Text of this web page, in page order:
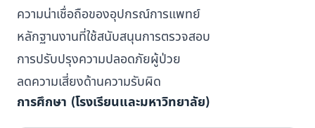
ความน่าเชื่อถือของอุปกรณ์การแพทย์
หลักฐานงานที่ใช้สนับสนุนการตรวจสอบ
การปรับปรุงความปลอดภัยผู้ป่วย
ลดความเสี่ยงด้านความรับผิด
การศึกษา (โรงเรียนและมหาวิทยาลัย)